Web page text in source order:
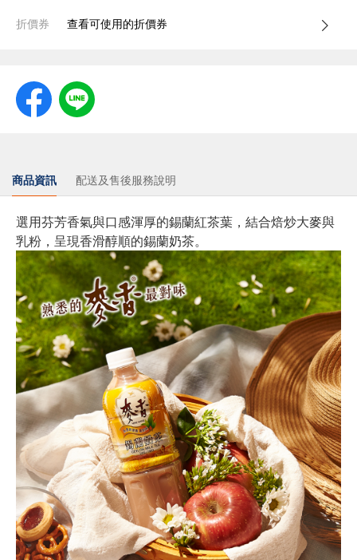
折價券 查看可使用的折價券
商品資訊 配送及售後服務說明
選用芬芳香氣與口感渾厚的錫蘭紅茶葉，結合焙炒大麥與
乳粉，呈現香滑醇順的錫蘭奶茶。